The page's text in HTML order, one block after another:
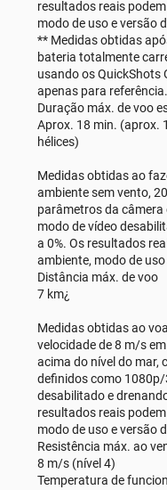
resultados reais
modo de uso e versão
** Medidas obtidas
bateria totalmente
usando os QuickShots
apenas para referência.
Duração máx. de voo
Aprox. 18 min. (aprox.
hélices)
Medidas obtidas ao
ambiente sem vento,
parâmetros da
modo de vídeo
a 0%. Os resultados
ambiente, modo de
Distância máx. de voo
7 km¿
Medidas obtidas ao
velocidade de 8 m/s
acima do nível do mar,
definidos como
desabilitado e
resultados reais
modo de uso e versão
Resistência máx. ao
8 m/s (nível 4)
Temperatura de